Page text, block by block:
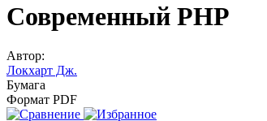
Современный PHP
Автор:
Локхарт Дж.
Бумага
Формат PDF